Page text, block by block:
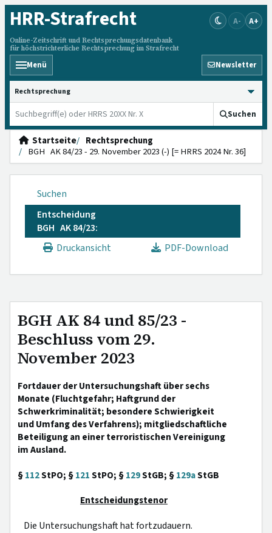
HRR-Strafrecht
Online-Zeitschrift und Rechtsprechungsdatenbank
für höchstrichterliche Rechtsprechung im Strafrecht
A- A+
Menü Newsletter
HRRS durchsuchen
Suchen
Startseite
Rechtsprechung
BGH AK 84/23 - 29. November 2023 (-) [= HRRS 2024 Nr. 36]
Suchen
Entscheidung
BGH AK 84/23:
Druckansicht
PDF-Download
BGH AK 84 und 85/23 -
Beschluss vom 29.
November 2023
Fortdauer der Untersuchungshaft über sechs
Monate (Fluchtgefahr; Haftgrund der
Schwerkriminalität; besondere Schwierigkeit
und Umfang des Verfahrens); mitgliedschaftliche
Beteiligung an einer terroristischen Vereinigung
im Ausland.
§112StPO; §121StPO; §129StGB; §129aStGB
Entscheidungstenor
Die Untersuchungshaft hat fortzudauern.